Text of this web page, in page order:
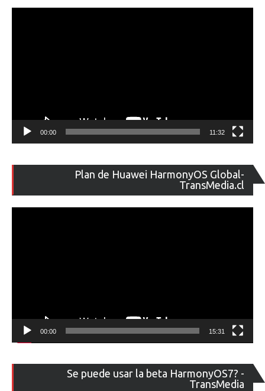
00:00 11:32
Plan de Huawei HarmonyOS Global-
TransMedia.cl
de
00:00 15:31
Se puede usar la beta HarmonyOS7? -
TransMedia
de